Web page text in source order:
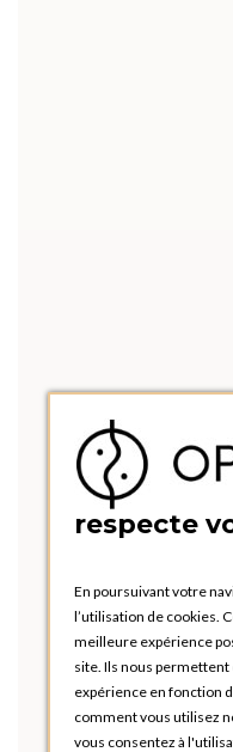
respecte
En poursuivant votre
l’utilisation de cookies.
meilleure expérience
site. Ils nous
expérience en fonction
comment vous utilisez
vous consentez à